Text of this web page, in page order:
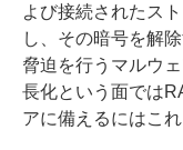
よび接続されたス
し、その暗号を解
脅迫を行うマルウ
長化という面では
アに備えるにはこ